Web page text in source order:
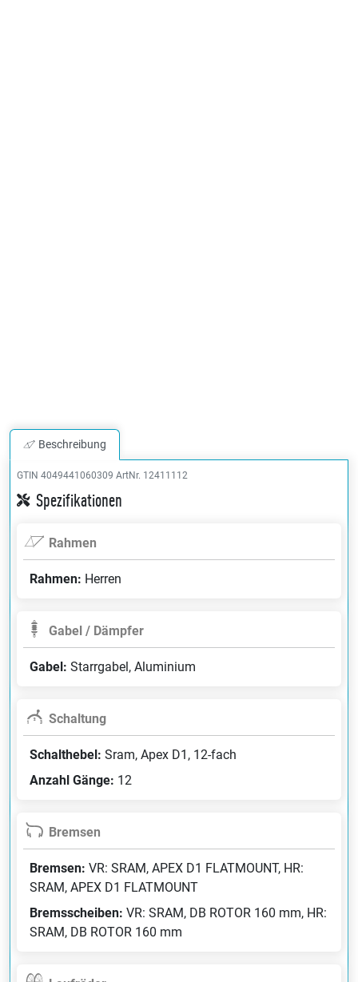
Beschreibung
GTIN 4049441060309 ArtNr. 12411112
Spezifikationen
Rahmen
Rahmen: Herren
Gabel / Dämpfer
Gabel: Starrgabel, Aluminium
Schaltung
Schalthebel: Sram, Apex D1, 12-fach
Anzahl Gänge: 12
Bremsen
Bremsen: VR: SRAM, APEX D1 FLATMOUNT, HR:
SRAM, APEX D1 FLATMOUNT
Bremsscheiben: VR: SRAM, DB ROTOR 160 mm, HR:
SRAM, DB ROTOR 160 mm